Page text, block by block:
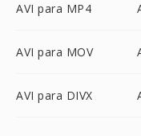
AVI para MP4
AVI para MOV
AVI para DIVX